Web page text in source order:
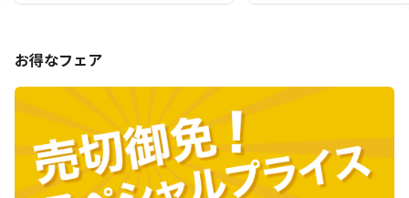
お得なフェア